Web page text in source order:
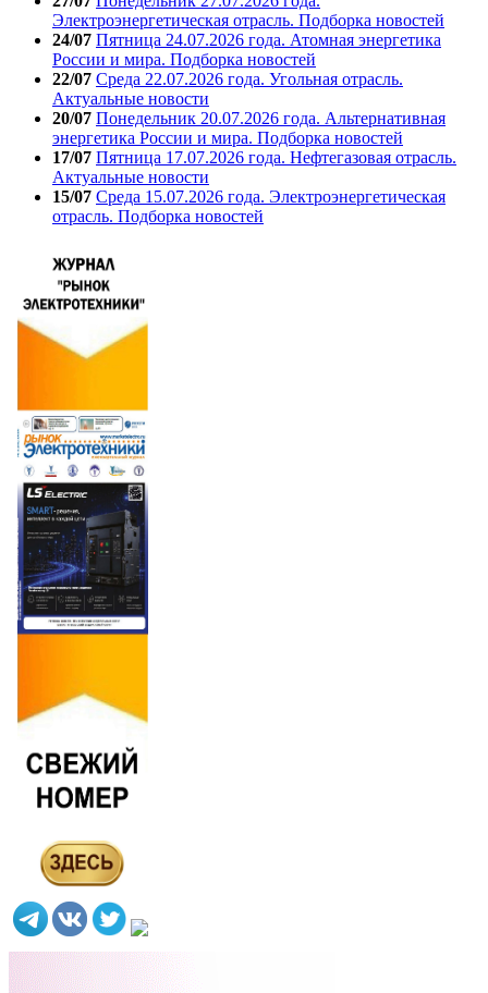
Электроэнергетическая отрасль. Подборка новостей
24/07 Пятница 24.07.2026 года. Атомная энергетика
России и мира. Подборка новостей
22/07 Среда 22.07.2026 года. Угольная отрасль.
Актуальные новости
20/07 Понедельник 20.07.2026 года. Альтернативная
энергетика России и мира. Подборка новостей
17/07 Пятница 17.07.2026 года. Нефтегазовая отрасль.
Актуальные новости
15/07 Среда 15.07.2026 года. Электроэнергетическая
отрасль. Подборка новостей